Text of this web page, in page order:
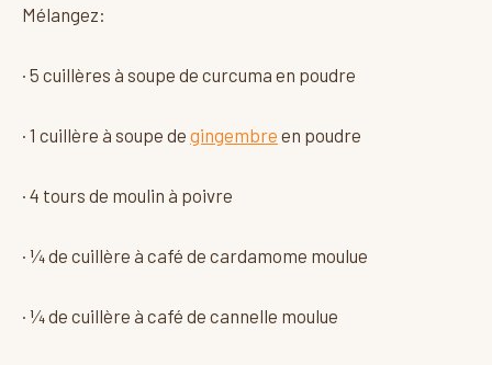
Mélangez:
· 5 cuillères à soupe de curcuma en poudre
· 1 cuillère à soupe de gingembre en poudre
· 4 tours de moulin à poivre
· ¼ de cuillère à café de cardamome moulue
· ¼ de cuillère à café de cannelle moulue